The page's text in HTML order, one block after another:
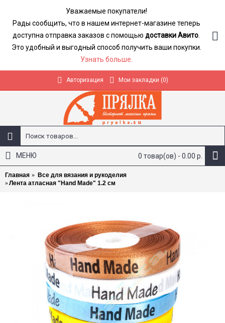
Уважаемые покупатели!
Рады сообщить, что в нашем интернет-магазине теперь
доступна отправка заказов с помощью доставки Авито
Это удобный и выгодный способ получить ваши покупки.
Узнать больше.
Авторизация Мои закладки (0)
0 товар(ов) - 0.00 р.
МЕНЮ
Главная
Все для вязания и рукоделия
Лента атласная "Hand Made" 1.2 см